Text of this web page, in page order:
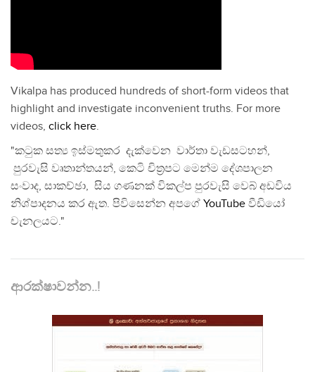
Vikalpa has produced hundreds of short-form videos that
highlight and investigate inconvenient truths. For more
videos, click here.
"කටුක සත්‍ය ඉස්මතුකර දැක්වෙන වාර්තා වැඩසටහන්,
පුරවැසි වෘතාන්තයන්, කෙටි චිත්‍රපට මෙන්ම දේශපාලන
සංවාද, සාකච්ඡා, සිය ගණනක් විකල්ප පුරවැසි වෙබ් අඩවිය
නිශ්පාදනය කර ඇත. පිවිසෙන්න අපගේ YouTube වීඩියෝ
චැනලයට."
ආරක්ෂාවන්න..!